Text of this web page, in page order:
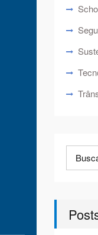
Search
for: